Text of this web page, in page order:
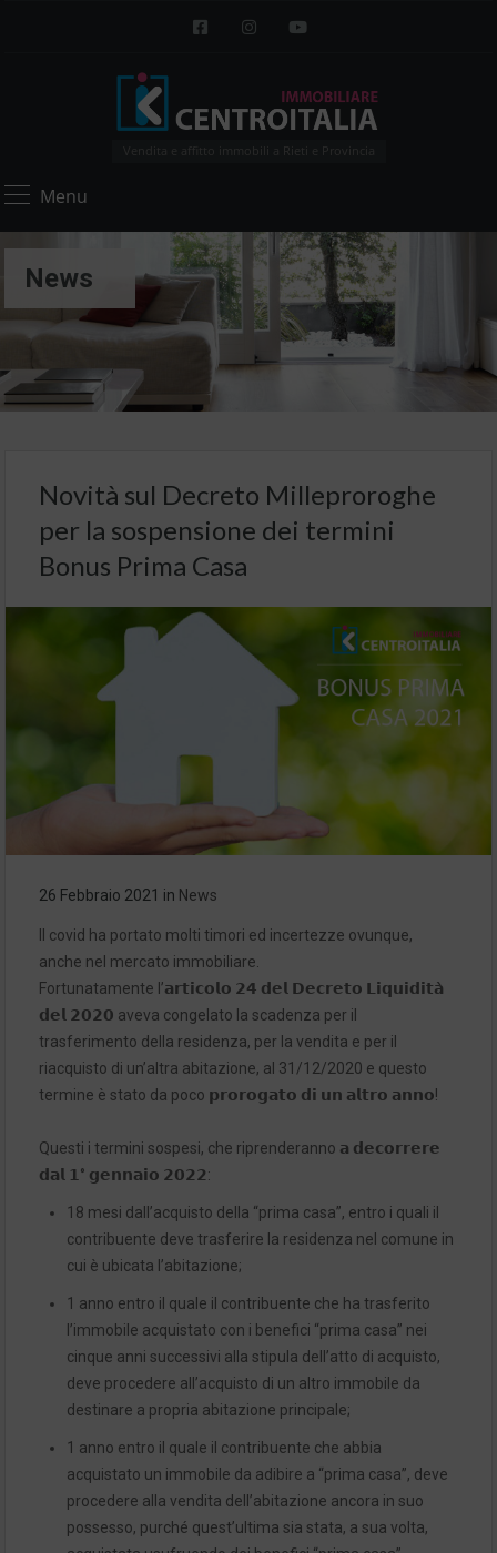
Vendita e affitto immobili a Rieti e Provincia
Menu
News
Novità sul Decreto Milleproroghe
per la sospensione dei termini
Bonus Prima Casa
26 Febbraio 2021 in News
Il covid ha portato molti timori ed incertezze ovunque,
anche nel mercato immobiliare.
Fortunatamente l’𝗮𝗿𝘁𝗶𝗰𝗼𝗹𝗼 𝟮𝟰 𝗱𝗲𝗹 𝗗𝗲𝗰𝗿𝗲𝘁𝗼 𝗟𝗶𝗾𝘂𝗶𝗱𝗶𝘁𝗮̀
𝗱𝗲𝗹 𝟮𝟬𝟮𝟬 aveva congelato la scadenza per il
trasferimento della residenza, per la vendita e per il
riacquisto di un’altra abitazione, al 31/12/2020 e questo
termine è stato da poco 𝗽𝗿𝗼𝗿𝗼𝗴𝗮𝘁𝗼 𝗱𝗶 𝘂𝗻 𝗮𝗹𝘁𝗿𝗼 𝗮𝗻𝗻𝗼!
Questi i termini sospesi, che riprenderanno 𝗮 𝗱𝗲𝗰𝗼𝗿𝗿𝗲𝗿𝗲
𝗱𝗮𝗹 𝟭° 𝗴𝗲𝗻𝗻𝗮𝗶𝗼 𝟮𝟬𝟮𝟮:
18 mesi dall’acquisto della “prima casa”, entro i quali il
contribuente deve trasferire la residenza nel comune in
cui è ubicata l’abitazione;
1 anno entro il quale il contribuente che ha trasferito
l’immobile acquistato con i benefici “prima casa” nei
cinque anni successivi alla stipula dell’atto di acquisto,
deve procedere all’acquisto di un altro immobile da
destinare a propria abitazione principale;
1 anno entro il quale il contribuente che abbia
acquistato un immobile da adibire a “prima casa”, deve
procedere alla vendita dell’abitazione ancora in suo
possesso, purché quest’ultima sia stata, a sua volta,